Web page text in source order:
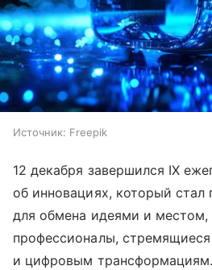
Источник: Freepik
12 декабря завершился IX
об инновациях, который стал
для обмена идеями и местом,
профессионалы, стремящиеся
и цифровым